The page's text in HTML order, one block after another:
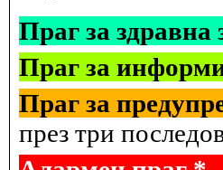
Праг за здравна
Праг за
Праг за
през три